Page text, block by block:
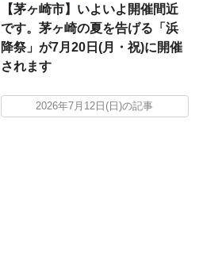
【茅ヶ崎市】いよいよ開催間近
です。茅ヶ崎の夏を告げる「浜
降祭」が7月20日(月・祝)に開催
されます
2026年7月12日(日)の記事